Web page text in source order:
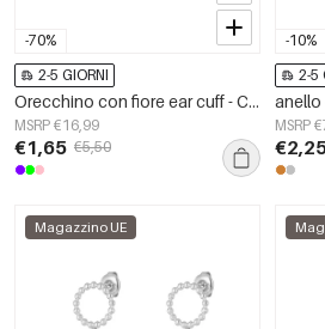
-70%
2-5 GIORNI
Orecchino con fiore ear cuff - Colore oro/viola
MSRP €16,99
€1,65 €5,50
-10%
2-5
anello
MSRP
Magazzino UE